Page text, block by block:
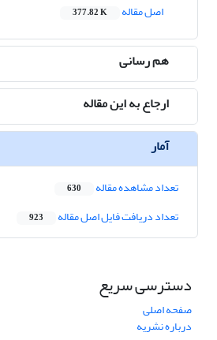
اصل مقاله
377.82 K
هم رسانی
ارجاع به این مقاله
آمار
تعداد مشاهده مقاله 630
تعداد دریافت فایل اصل مقاله 923
دسترسی سریع
صفحه اصلی
درباره نشریه